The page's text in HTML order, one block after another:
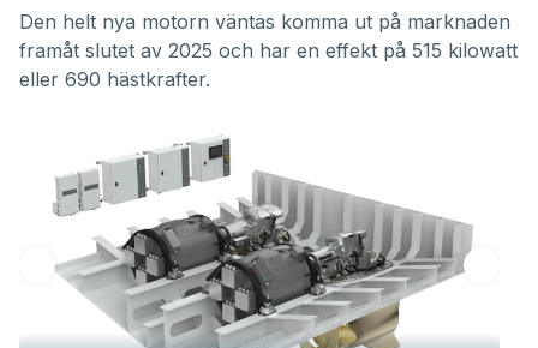
Den helt nya motorn väntas komma ut på marknaden
framåt slutet av 2025 och har en effekt på 515 kilowatt
eller 690 hästkrafter.